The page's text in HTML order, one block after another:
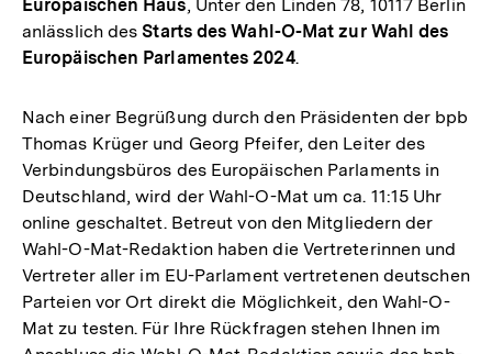
Europäischen Haus, Unter den Linden 78, 10117 Berlin
anlässlich desStarts des Wahl-O-Mat zur Wahl des
Europäischen Parlamentes 2024.
Nach einer Begrüßung durch den Präsidenten der bpb
Thomas Krüger und Georg Pfeifer, den Leiter des
Verbindungsbüros des Europäischen Parlaments in
Deutschland, wird der Wahl-O-Mat um ca. 11:15 Uhr
online geschaltet. Betreut von den Mitgliedern der
Wahl-O-Mat-Redaktion haben die Vertreterinnen und
Vertreter aller im EU-Parlament vertretenen deutschen
Parteien vor Ort direkt die Möglichkeit, den Wahl-O-
Mat zu testen. Für Ihre Rückfragen stehen Ihnen im